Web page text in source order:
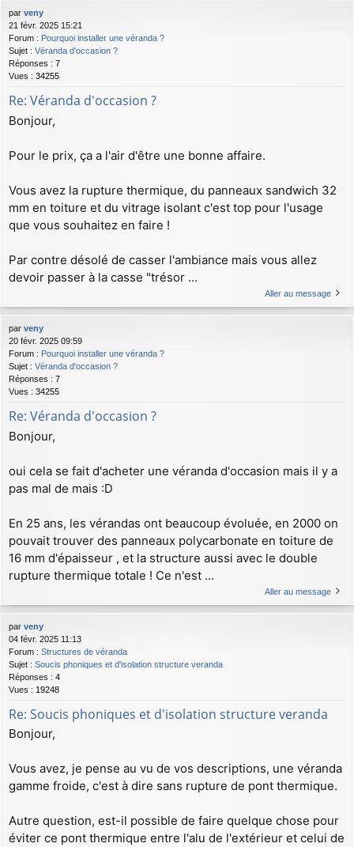
par veny
21 févr. 2025 15:21
Forum : Pourquoi installer une véranda ?
Sujet : Véranda d'occasion ?
Réponses : 7
Vues : 34255
Re: Véranda d'occasion ?
Bonjour,
Pour le prix, ça a l'air d'être une bonne affaire.
Vous avez la rupture thermique, du panneaux sandwich 32
mm en toiture et du vitrage isolant c'est top pour l'usage
que vous souhaitez en faire !
Par contre désolé de casser l'ambiance mais vous allez
devoir passer à la casse "trésor ...
Aller au message
par veny
20 févr. 2025 09:59
Forum : Pourquoi installer une véranda ?
Sujet : Véranda d'occasion ?
Réponses : 7
Vues : 34255
Re: Véranda d'occasion ?
Bonjour,
oui cela se fait d'acheter une véranda d'occasion mais il y a
pas mal de mais :D
En 25 ans, les vérandas ont beaucoup évoluée, en 2000 on
pouvait trouver des panneaux polycarbonate en toiture de
16 mm d'épaisseur , et la structure aussi avec le double
rupture thermique totale ! Ce n'est ...
Aller au message
par veny
04 févr. 2025 11:13
Forum : Structures de véranda
Sujet : Soucis phoniques et d'isolation structure veranda
Réponses : 4
Vues : 19248
Re: Soucis phoniques et d'isolation structure veranda
Bonjour,
Vous avez, je pense au vu de vos descriptions, une véranda
gamme froide, c'est à dire sans rupture de pont thermique.
Autre question, est-il possible de faire quelque chose pour
éviter ce pont thermique entre l'alu de l'extérieur et celui de